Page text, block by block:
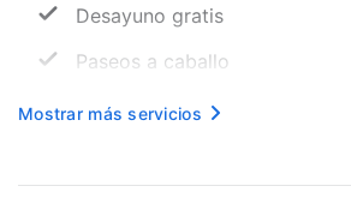
Desayuno gratis
Paseos a caballo
Recepción (horario limitado)
Mostrar más servicios